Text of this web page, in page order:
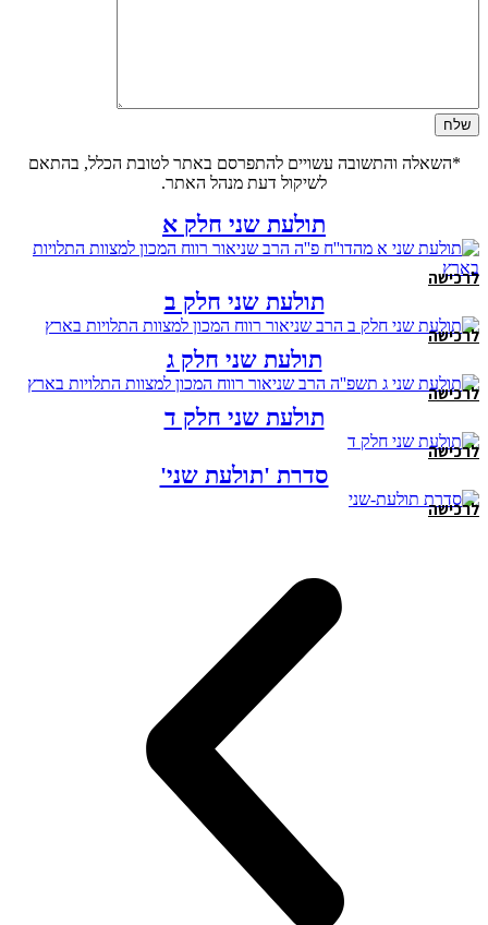
*השאלה והתשובה עשויים להתפרסם באתר לטובת הכלל, בהתאם
לשיקול דעת מנהל האתר.
תולעת שני חלק א
לרכישה
תולעת שני חלק ב
לרכישה
תולעת שני חלק ג
לרכישה
תולעת שני חלק ד
לרכישה
סדרת 'תולעת שני'
לרכישה